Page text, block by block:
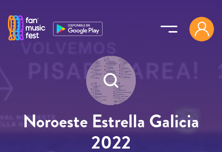
Noroeste Estrella Galicia
2022